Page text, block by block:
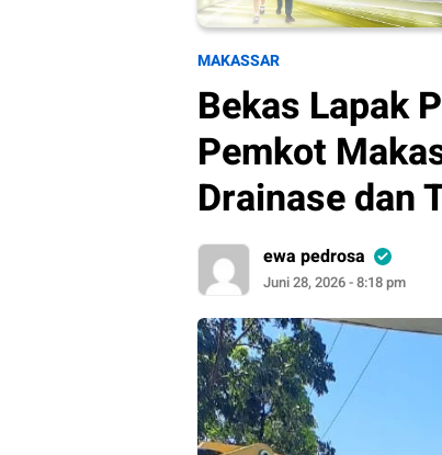
MAKASSAR
Bekas Lapak
Pemkot
Drainase dan
ewa pedrosa
Juni 28, 2026 - 8:18 pm